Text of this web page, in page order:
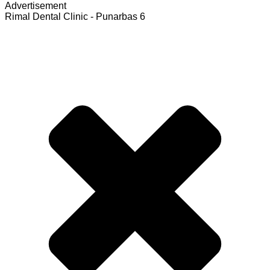
Advertisement
Rimal Dental Clinic - Punarbas 6